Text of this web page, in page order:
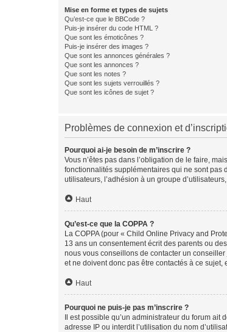
Mise en forme et types de sujets
Qu’est-ce que le BBCode ?
Puis-je insérer du code HTML ?
Que sont les émoticônes ?
Puis-je insérer des images ?
Que sont les annonces générales ?
Que sont les annonces ?
Que sont les notes ?
Que sont les sujets verrouillés ?
Que sont les icônes de sujet ?
Problèmes de connexion et
Pourquoi ai-je besoin de m’inscrire ?
Vous n’êtes pas dans l’obligation de le faire,
fonctionnalités supplémentaires qui ne sont pas
utilisateurs, l’adhésion à un groupe
Haut
Qu’est-ce que la COPPA ?
La COPPA (pour « Child Online Privacy and
13 ans un consentement écrit des parents ou
nous vous conseillons de contacter un
et ne doivent donc pas être contactés à ce
Haut
Pourquoi ne puis-je pas m’inscrire ?
Il est possible qu’un administrateur du forum
adresse IP ou interdit l’utilisation du nom